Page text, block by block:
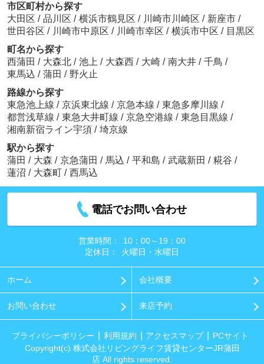
市区町村から探す
大田区 / 品川区 / 横浜市鶴見区 / 川崎市川崎区 / 新座市 /
世田谷区 / 川崎市中原区 / 川崎市幸区 / 横浜市中区 / 目黒区
町名から探す
西蒲田 / 大森北 / 池上 / 大森西 / 大崎 / 南大井 / 千鳥 /
東馬込 / 蒲田 / 野火止
路線から探す
東急池上線 / 京浜東北線 / 京急本線 / 東急多摩川線 /
都営浅草線 / 東急大井町線 / 京急空港線 / 東急目黒線 /
湘南新宿ライン宇須 / 埼京線
駅から探す
蒲田 / 大森 / 京急蒲田 / 馬込 / 平和島 / 武蔵新田 / 糀谷 /
蓮沼 / 大森町 / 西馬込
電話でお問い合わせ
営業時間：
10：00～19：00
定休日：
火曜日・水曜日
ホーム 会社概要
お問い合わせ 来店予約
プライバシーポリシー 利用規約 アクセスマップ
PCサイト
Copyright(c) 株式会社リビングライフ賃貸センターJR蒲田
店 All rights reserved.